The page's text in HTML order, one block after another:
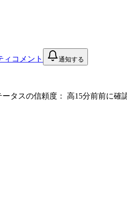
ィコメント 通知する
ータスの信頼度： 高15分前前に確